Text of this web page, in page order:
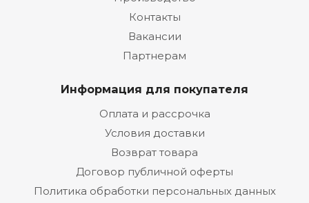
Контакты
Вакансии
Партнерам
Информация для покупателя
Оплата и рассрочка
Условия доставки
Возврат товара
Договор публичной оферты
Политика обработки персональных данных